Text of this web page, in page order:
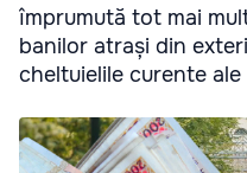
împrumută tot mai
banilor atrași din
cheltuielile curente